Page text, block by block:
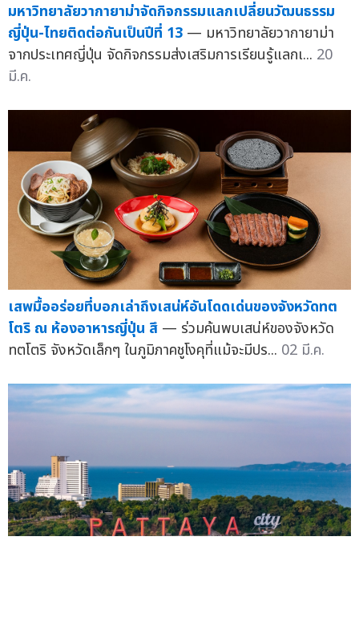
มหาวิทยาลัยวากายาม่าจัดกิจกรรมแลกเปลี่ยนวัฒนธรรม
ญี่ปุ่น-ไทยติดต่อกันเป็นปีที่ 13 — มหาวิทยาลัยวากายาม่า
จากประเทศญี่ปุ่น จัดกิจกรรมส่งเสริมการเรียนรู้แลกเ... 20
มี.ค.
เสพมื้ออร่อยที่บอกเล่าถึงเสน่ห์อันโดดเด่นของจังหวัดทต
โตริ ณ ห้องอาหารญี่ปุ่น สึ — ร่วมค้นพบเสน่ห์ของจังหวัด
ทตโตริ จังหวัดเล็กๆ ในภูมิภาคชูโงคุที่แม้จะมีปร... 02 มี.ค.